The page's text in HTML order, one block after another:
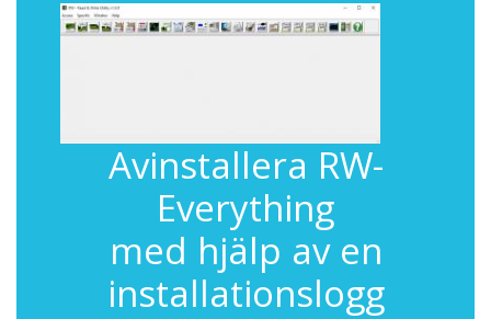
Avinstallera RW-
Everything
med hjälp av en
installationslogg